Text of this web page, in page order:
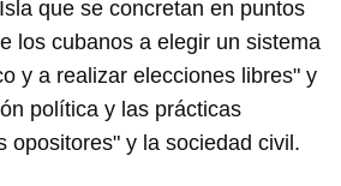
que se concretan en puntos
los cubanos a elegir un sistema
y a realizar elecciones libres" y
política y las prácticas
opositores" y la sociedad civil.